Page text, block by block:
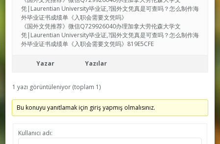
凭|Laurentian University毕业证,?国外文凭真是可查吗？怎么制作海
外毕业证书成绩单《入职会需要文凭吗》
《国外文凭推荐》微信Q729926040办理加拿大劳伦森大学文
凭|Laurentian University毕业证,?国外文凭真是可查吗？怎么制作海
外毕业证书成绩单《入职会需要文凭吗》819E5CFE
Yazar Yazılar
1 yazı görüntüleniyor (toplam 1)
Bu konuyu yanıtlamak için giriş yapmış olmalısınız.
Kullanıcı adı: